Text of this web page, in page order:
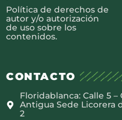
Política de derechos de
autor y/o autorización
de uso sobre los
contenidos.
CONTACTO
Floridablanca: Calle 5 –
Antigua Sede Licorera
2